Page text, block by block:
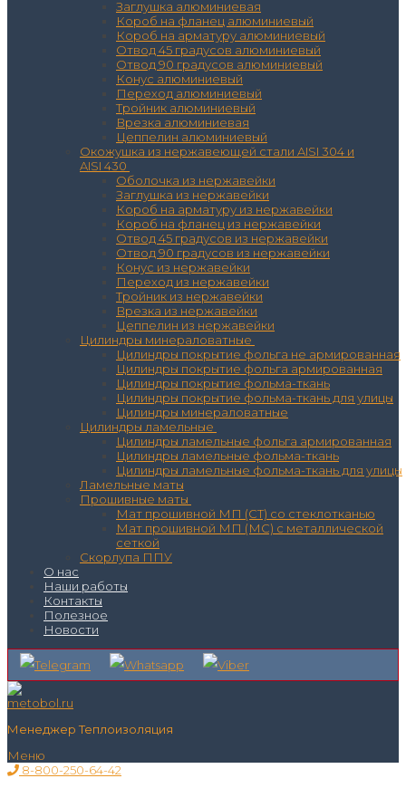
Заглушка алюминиевая
Короб на фланец алюминиевый
Короб на арматуру алюминиевый
Отвод 45 градусов алюминиевый
Отвод 90 градусов алюминиевый
Конус алюминиевый
Переход алюминиевый
Тройник алюминиевый
Врезка алюминиевая
Цеппелин алюминиевый
Окожушка из нержавеющей стали AISI 304 и
AISI 430
Оболочка из нержавейки
Заглушка из нержавейки
Короб на арматуру из нержавейки
Короб на фланец из нержавейки
Отвод 45 градусов из нержавейки
Отвод 90 градусов из нержавейки
Конус из нержавейки
Переход из нержавейки
Тройник из нержавейки
Врезка из нержавейки
Цеппелин из нержавейки
Цилиндры минераловатные
Цилиндры покрытие фольга не армированная
Цилиндры покрытие фольга армированная
Цилиндры покрытие фольма-ткань
Цилиндры покрытие фольма-ткань для улицы
Цилиндры минераловатные
Цилиндры ламельные
Цилиндры ламельные фольга армированная
Цилиндры ламельные фольма-ткань
Цилиндры ламельные фольма-ткань для улицы
Ламельные маты
Прошивные маты
Мат прошивной МП (СТ) со стеклотканью
Мат прошивной МП (МС) с металлической
сеткой
Скорлупа ППУ
О нас
Наши работы
Контакты
Полезное
Новости
Менеджер Теплоизоляция
Меню
8-800-250-64-42